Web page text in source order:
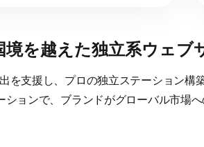
を越えた独立系ウェブ
を支援し、プロの独立ステーション
ションで、ブランドがグローバル市場